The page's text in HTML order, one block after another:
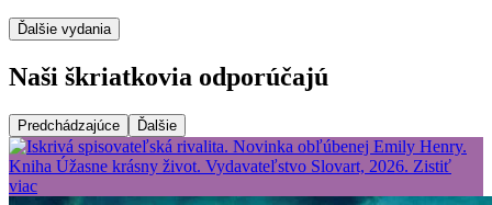
Ďalšie vydania
Naši škriatkovia odporúčajú
Predchádzajúce Ďalšie